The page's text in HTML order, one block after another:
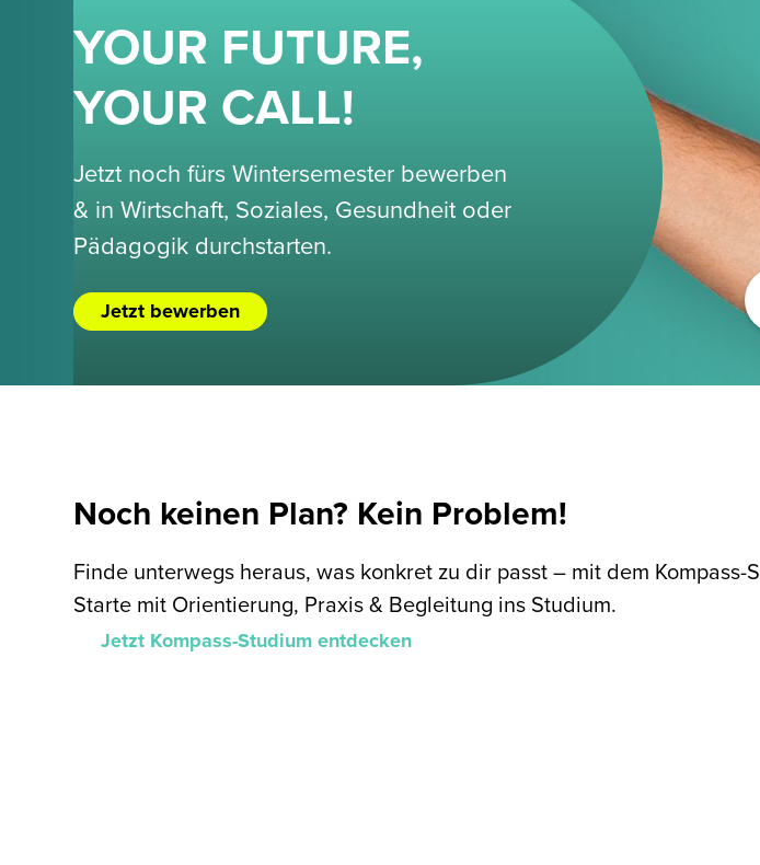
YOUR FUTURE,
YOUR CALL!
Jetzt noch fürs Wintersemester bewerben
& in Wirtschaft, Soziales, Gesundheit oder
Pädagogik durchstarten.
Jetzt bewerben
Noch keinen Plan? Kein Problem!
Finde unterwegs heraus, was konkret zu dir passt – mit dem Kompass-
Starte mit Orientierung, Praxis & Begleitung ins Studium.
Jetzt Kompass-Studium entdecken